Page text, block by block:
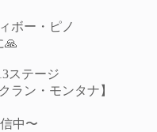
ボー・ピノ
🙏
ステージ
ラン・モンタナ】
中〜